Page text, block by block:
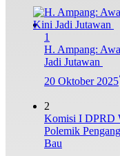
1
H. Ampang:
Jadi Jutawan
20 Oktober 2025
2
Komisi I DPRD
Polemik
Bau